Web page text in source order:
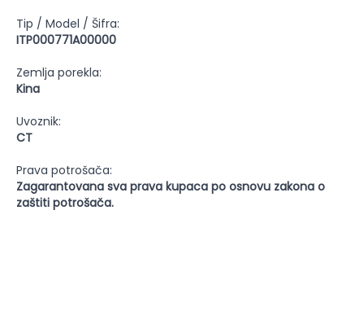
Tip / Model / Šifra:
ITP000771A00000
Zemlja porekla:
Kina
Uvoznik:
CT
Prava potrošača:
Zagarantovana sva prava kupaca po osnovu zakona o
zaštiti potrošača.